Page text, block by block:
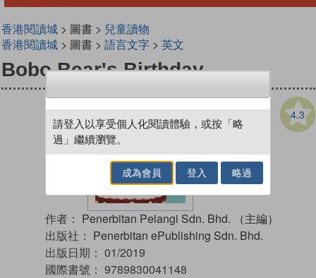
香港閱讀城> 圖書 > 兒童讀物
香港閱讀城> 圖書 > 語言文字> 英文
Bobo Bear's Birthday
4.3
作者： Penerbitan Pelangi Sdn. Bhd. （主編）
出版社： Penerbitan ePublishing Sdn. Bhd.
出版日期： 01/2019
國際書號： 9789830041148
請登入以享受個人化閱讀體驗，或按「略
過」繼續瀏覽。
成為會員 登入 略過